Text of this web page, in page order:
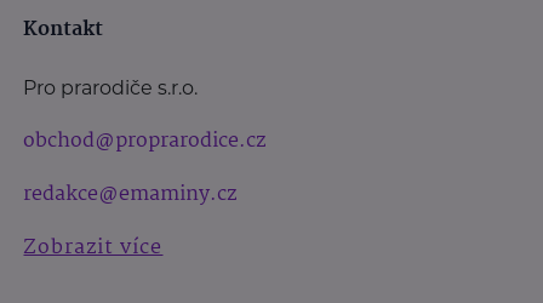
Kontakt
Pro prarodiče s.r.o.
obchod@proprarodice.cz
redakce@emaminy.cz
Zobrazit více